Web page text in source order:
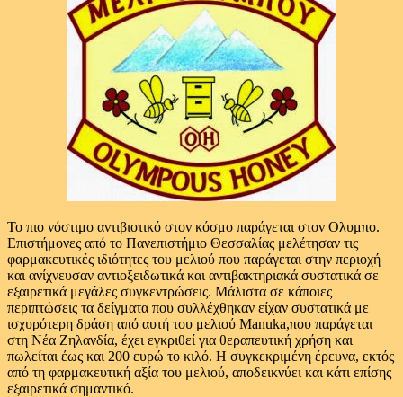
To πιο νόστιμο αντιβιοτικό στον κόσμο παράγεται στον Ολυμπο.
Επιστήμονες από το Πανεπιστήμιο Θεσσαλίας μελέτησαν τις
φαρμακευτικές ιδιότητες του μελιού που παράγεται στην περιοχή
και ανίχνευσαν αντιοξειδωτικά και αντιβακτηριακά συστατικά σε
εξαιρετικά μεγάλες συγκεντρώσεις. Μάλιστα σε κάποιες
περιπτώσεις τα δείγματα που συλλέχθηκαν είχαν συστατικά με
ισχυρότερη δράση από αυτή του μελιού Manuka,που παράγεται
στη Νέα Ζηλανδία, έχει εγκριθεί για θεραπευτική χρήση και
πωλείται έως και 200 ευρώ το κιλό. Η συγκεκριμένη έρευνα, εκτός
από τη φαρμακευτική αξία του μελιού, αποδεικνύει και κάτι επίσης
εξαιρετικά σημαντικό.